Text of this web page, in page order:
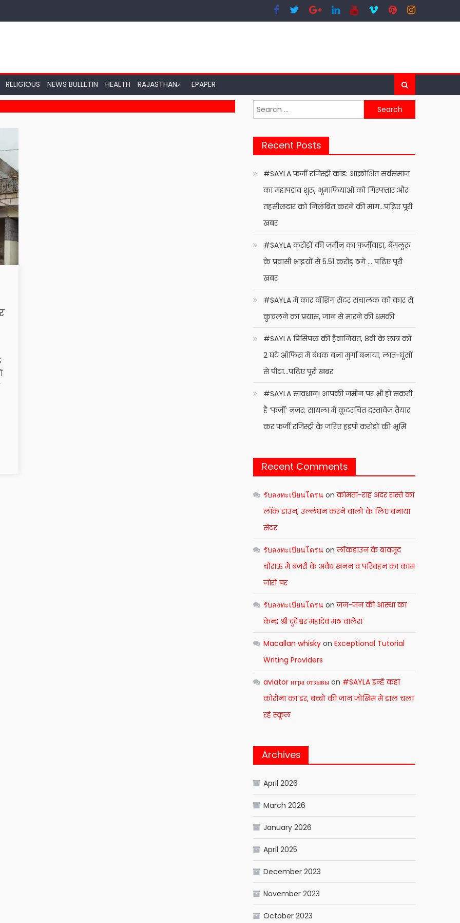
RELIGIOUS NEWS BULLETIN HEALTH RAJASTHAN EPAPER
Search
for:
Recent Posts
#SAYLA फर्जी रजिस्ट्री कांड: आक्रोशित सर्वसमाज
का महापड़ाव शुरू, भूमाफियाओं को गिरफ्तार और
तहसीलदार को निलंबित करने की मांग…पढ़िए पूरी
खबर
#SAYLA करोड़ों की जमीन का फर्जीवाड़ा, बेंगलूरु
के प्रवासी भाइयों से 5.51 करोड़ ठगे … पढ़िए पूरी
खबर
#SAYLA में कार वॉशिंग सेंटर संचालक को कार से
कुचलने का प्रयास, जान से मारने की धमकी
#SAYLA प्रिंसिपल की हैवानियत, 8वीं के छात्र को
2 घंटे ऑफिस में बंधक बना मुर्गा बनाया, लात-घूंसों
से पीटा…पढ़िए पूरी खबर
#SAYLA सावधान! आपकी जमीन पर भी हो सकती
है ‘फर्जी’ नजर: सायला में कूटरचित दस्तावेज तैयार
कर फर्जी रजिस्ट्री के जरिए हड़पी करोड़ों की भूमि
Recent Comments
รับลงทะเบียนโดรน onकोमता-राह अंदर रास्ते का
लाँक डाउन, उल्लंघन करने वालों के लिए बनाया
सेंटर
รับลงทะเบียนโดรน onलॉकडाउन के बावजूद
चौराऊ मे बजरी के अवैध खनन व परिवहन का काम
जोरों पर
รับลงทะเบียนโดรน onजन-जन की आस्था का
केन्द्र श्री दुदेश्वर महादेव मठ वालेरा
Macallan whisky onExceptional Tutorial
Writing Providers
aviator игра отзывы on #SAYLA इन्हें कहां
कोरोना का डर, बच्चों की जान जोखिम में डाल चला
रहे स्कूल
Archives
April 2026
March 2026
January 2026
April 2025
December 2023
November 2023
October 2023